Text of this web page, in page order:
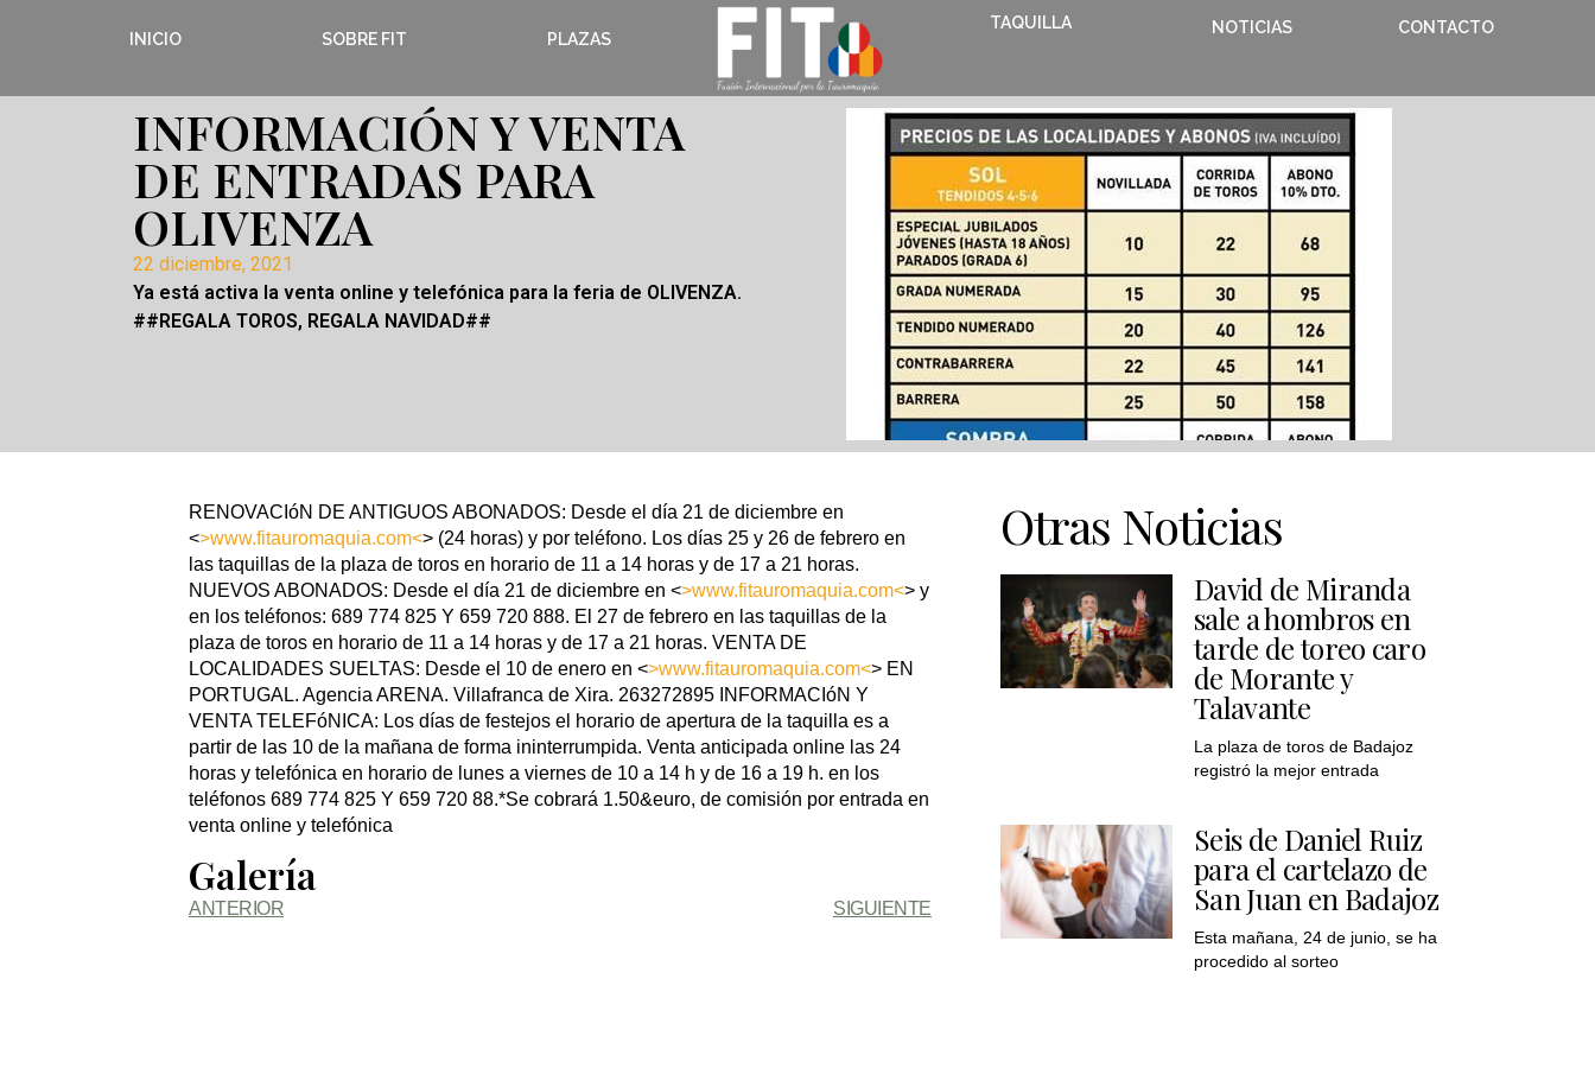
INICIO SOBRE FIT PLAZAS
TAQUILLA NOTICIAS CONTACTO
INFORMACIÓN Y VENTA
DE ENTRADAS PARA
OLIVENZA
22 diciembre, 2021
Ya está activa la venta online y telefónica para la feria de OLIVENZA.
##REGALA TOROS, REGALA NAVIDAD##
RENOVACIóN DE ANTIGUOS ABONADOS: Desde el día 21 de diciembre en
<>www.fitauromaquia.com<> (24 horas) y por teléfono. Los días 25 y 26 de febrero en
las taquillas de la plaza de toros en horario de 11 a 14 horas y de 17 a 21 horas.
NUEVOS ABONADOS: Desde el día 21 de diciembre en <>www.fitauromaquia.com<> y
en los teléfonos: 689 774 825 Y 659 720 888. El 27 de febrero en las taquillas de la
plaza de toros en horario de 11 a 14 horas y de 17 a 21 horas. VENTA DE
LOCALIDADES SUELTAS: Desde el 10 de enero en <>www.fitauromaquia.com<> EN
PORTUGAL. Agencia ARENA. Villafranca de Xira. 263272895 INFORMACIóN Y
VENTA TELEFóNICA: Los días de festejos el horario de apertura de la taquilla es a
partir de las 10 de la mañana de forma ininterrumpida. Venta anticipada online las 24
horas y telefónica en horario de lunes a viernes de 10 a 14 h y de 16 a 19 h. en los
teléfonos 689 774 825 Y 659 720 88.*Se cobrará 1.50&euro, de comisión por entrada en
venta online y telefónica
Galería
ANTERIOR SIGUIENTE
Otras Noticias
David de Miranda
sale a hombros en
tarde de toreo caro
de Morante y
Talavante
La plaza de toros de Badajoz
registró la mejor entrada
Seis de Daniel Ruiz
para el cartelazo de
San Juan en Badajoz
Esta mañana, 24 de junio, se ha
procedido al sorteo